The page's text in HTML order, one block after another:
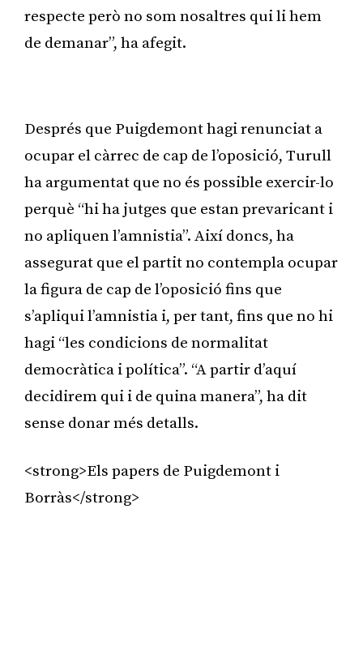
respecte però no som nosaltres qui li hem
de demanar”, ha afegit.
Després que Puigdemont hagi renunciat a
ocupar el càrrec de cap de l’oposició, Turull
ha argumentat que no és possible exercir-lo
perquè “hi ha jutges que estan prevaricant i
no apliquen l’amnistia”. Així doncs, ha
assegurat que el partit no contempla ocupar
la figura de cap de l’oposició fins que
s’apliqui l’amnistia i, per tant, fins que no hi
hagi “les condicions de normalitat
democràtica i política”. “A partir d’aquí
decidirem qui i de quina manera”, ha dit
sense donar més detalls.
<strong>Els papers de Puigdemont i
Borràs</strong>